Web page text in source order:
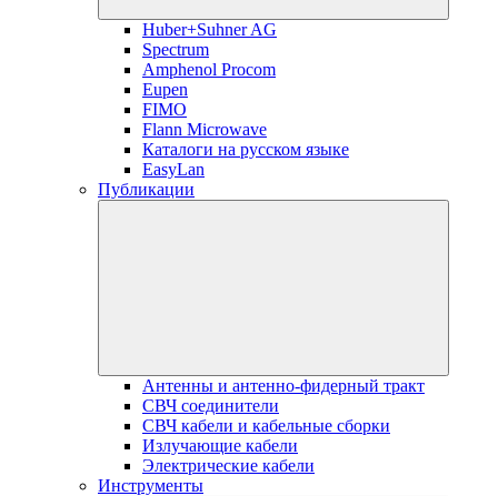
Huber+Suhner AG
Spectrum
Amphenol Procom
Eupen
FIMO
Flann Microwave
Каталоги на русском языке
EasyLan
Публикации
Антенны и антенно-фидерный тракт
СВЧ соединители
СВЧ кабели и кабельные сборки
Излучающие кабели
Электрические кабели
Инструменты